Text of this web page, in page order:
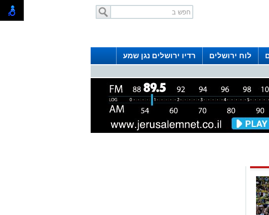
לוח ירושלים
רדיו ירושלים נגן שמע